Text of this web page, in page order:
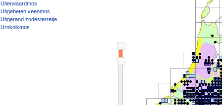
Uiterwaardmos
Uitgebeten veenmos
Uitgerand zodesterretje
Urnknikmos